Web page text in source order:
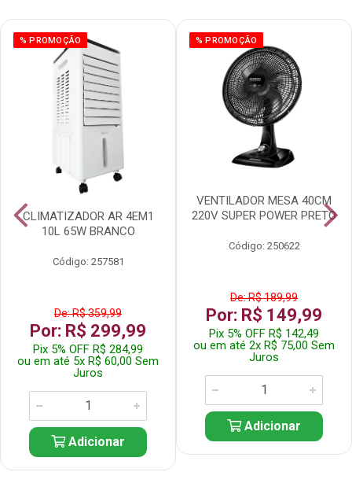
% PROMOÇÃO
CLIMATIZADOR AR 4EM1
10L 65W BRANCO
Código: 257581
De: R$ 359,99
Por: R$ 299,99
Pix 5% OFF R$ 284,99
ou em até 5x R$ 60,00 Sem
Juros
Adicionar
% PROMOÇÃO
VENTILADOR MESA 40CM
220V SUPER POWER PRETO
Código: 250622
De: R$ 189,99
Por: R$ 149,99
Pix 5% OFF R$ 142,49
ou em até 2x R$ 75,00 Sem
Juros
Adicionar